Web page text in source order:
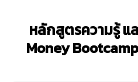
หลักสูตรความรู้ แ
Money